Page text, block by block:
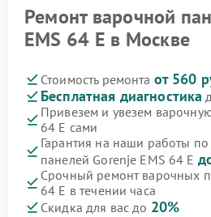
Ремонт варочной
EMS 64 E в Москве
Стоимость ремонта от 560
Бесплатная диагностика
Привезем и увезем
64 E сами
Гарантия на наши работы
панелей Gorenje EMS 64 E
Срочный ремонт варочных
64 E в течении часа
Скидка для вас до 20%